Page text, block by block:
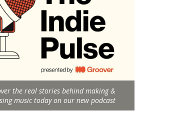
the real stories behind making &
music today on our new podcast